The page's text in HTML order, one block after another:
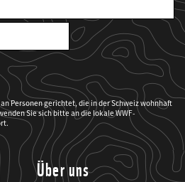
Personen gerichtet, die in der Schweiz wohnhaft
Sie sich bitte an die lokale WWF-
Über uns